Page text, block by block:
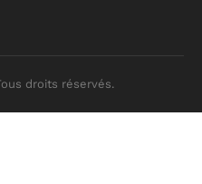
droits réservés.